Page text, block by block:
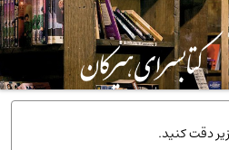
دقت کنید.